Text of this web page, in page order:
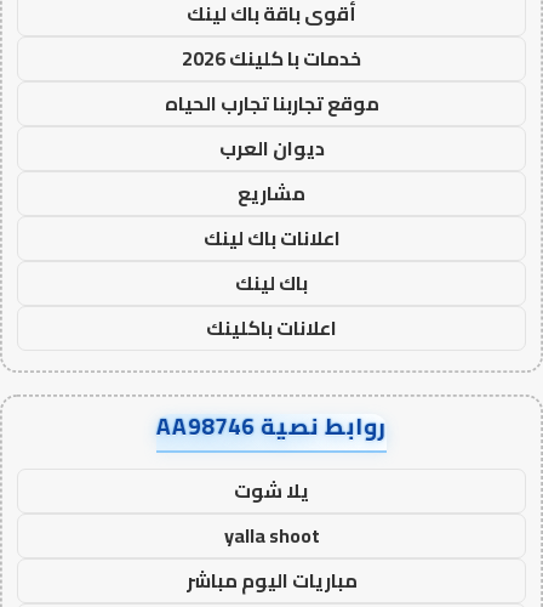
أقوى باقة باك لينك
خدمات با كلينك 2026
موقع تجاربنا تجارب الحياه
ديوان العرب
مشاريع
اعلانات باك لينك
باك لينك
اعلانات باكلينك
روابط نصية AA98746
يلا شوت
yalla shoot
مباريات اليوم مباشر